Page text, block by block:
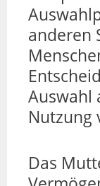
anderen
Auswahl
Nutzung
Das